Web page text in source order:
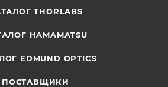
THORLABS
HAMAMATSU
EDMUND OPTICS
ПОСТАВЩИКИ